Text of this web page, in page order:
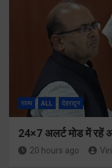
राज्य ALL देहरादून
24×7 अलर्ट मोड में रहें
20 hours ago